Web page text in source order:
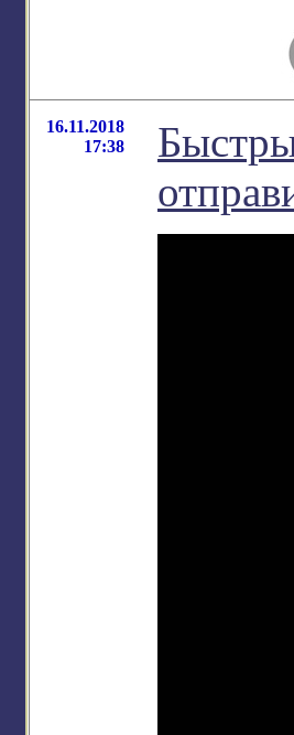
16.11.2018
17:38